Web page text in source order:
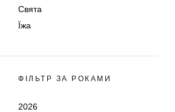
Свята
Їжа
ФІЛЬТР ЗА РОКАМИ
2026